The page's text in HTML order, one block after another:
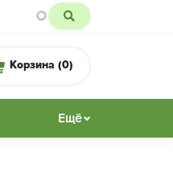
Корзина (0)
Ещё